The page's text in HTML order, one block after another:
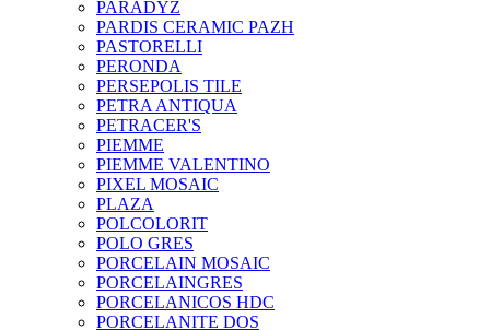
PARADYZ
PARDIS CERAMIC PAZH
PASTORELLI
PERONDA
PERSEPOLIS TILE
PETRA ANTIQUA
PETRACER'S
PIEMME
PIEMME VALENTINO
PIXEL MOSAIC
PLAZA
POLCOLORIT
POLO GRES
PORCELAIN MOSAIC
PORCELAINGRES
PORCELANICOS HDC
PORCELANITE DOS